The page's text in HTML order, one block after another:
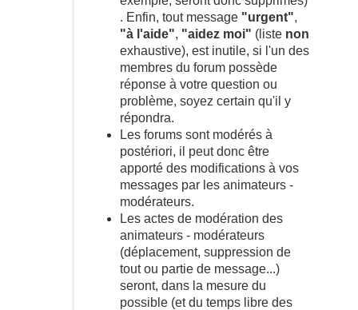
. Enfin, tout message "urgent",
"à l'aide", "aidez moi" (liste non
exhaustive), est inutile, si l'un des
membres du forum possède
réponse à votre question ou
problème, soyez certain qu'il y
répondra.
Les forums sont modérés à
postériori, il peut donc être
apporté des modifications à vos
messages par les animateurs -
modérateurs.
Les actes de modération des
animateurs - modérateurs
(déplacement, suppression de
tout ou partie de message...)
seront, dans la mesure du
possible (et du temps libre des